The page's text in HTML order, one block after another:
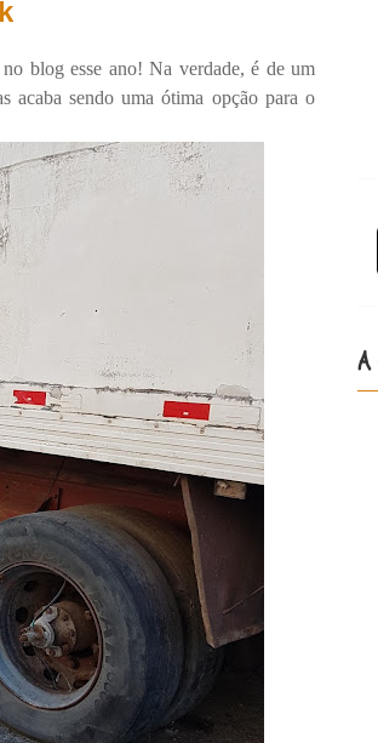
blog esse ano! Na verdade, é de um
sendo uma ótima opção para o
A